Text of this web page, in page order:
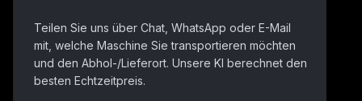
Teilen Sie uns über Chat, WhatsApp oder E-Mail
mit, welche Maschine Sie transportieren möchten
und den Abhol-/Lieferort. Unsere KI berechnet den
besten Echtzeitpreis.